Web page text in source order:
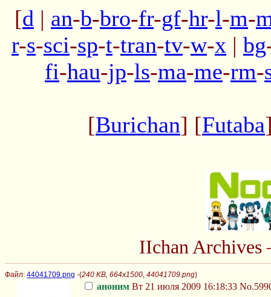
[d | an-b-bro-fr-gf-hr-l-m-
r-s-sci-sp-t-tran-tv-w-x | bg
fi-hau-jp-ls-ma-me-rm-
[Burichan] [Futaba
IIchan
Файл: 44041709.png -(240 KB, 664x1500, 44041709.png)
аноним Вт 21 июля 2009 16:18:33